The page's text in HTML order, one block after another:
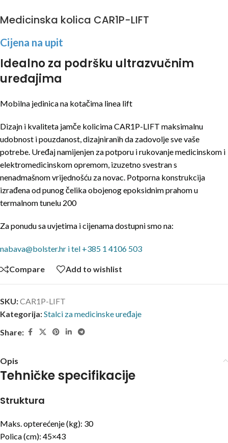
Medicinska kolica CAR1P-LIFT
Cijena na upit
Idealno za podršku ultrazvučnim
uređajima
Mobilna jedinica na kotačima linea lift
Dizajn i kvaliteta jamče kolicima CAR1P-LIFT maksimalnu
udobnost i pouzdanost, dizajniranih da zadovolje sve vaše
potrebe. Uređaj namijenjen za potporu i rukovanje medicinskom i
elektromedicinskom opremom, izuzetno svestran s
nenadmašnom vrijednošću za novac. Potporna konstrukcija
izrađena od punog čelika obojenog epoksidnim prahom u
termalnom tunelu 200
Za ponudu sa uvjetima i cijenama dostupni smo na:
nabava@bolster.hr i tel +385 1 4106 503
Compare Add to wishlist
SKU:CAR1P-LIFT
Kategorija:Stalci za medicinske uređaje
Share:
Opis
Tehničke specifikacije
Struktura
Maks. opterećenje (kg): 30
Polica (cm): 45×43